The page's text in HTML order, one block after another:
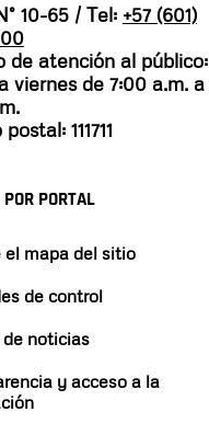
10-65 / Tel: +57 (601)
de atención al público:
viernes de 7:00 a.m. a
111711
PORTAL
el mapa del sitio
de control
noticias
y acceso a la